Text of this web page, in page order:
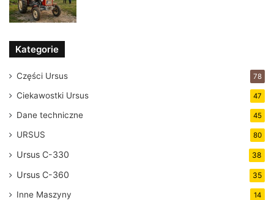
Kategorie
Części Ursus 78
Ciekawostki Ursus 47
Dane techniczne 45
URSUS 80
Ursus C-330 38
Ursus C-360 35
Inne Maszyny 14